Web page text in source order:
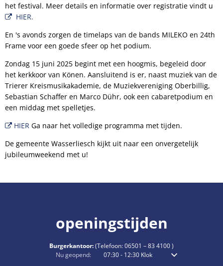
het festival. Meer details en informatie over registratie vindt u
HIER.
En 's avonds zorgen de timelaps van de bands MILEKO en 24th
Frame voor een goede sfeer op het podium.
Zondag 15 juni 2025 begint met een hoogmis, begeleid door
het kerkkoor van Könen. Aansluitend is er, naast muziek van de
Trierer Kreismusikakademie, de Muziekvereniging Oberbillig,
Sebastian Schaffer en Marco Dühr, ook een cabaretpodium en
een middag met spelletjes.
HIER Ga naar het volledige programma met tijden.
De gemeente Wasserliesch kijkt uit naar een onvergetelijk
jubileumweekend met u!
openingstijden
Burgerkantoor:(Telefoon:06501 – 83 4100)
Klik om extra openings- of sluitingstijden te verbergen
Nu geopend: 07:30-12:30Klok Van 7:30 uur tot